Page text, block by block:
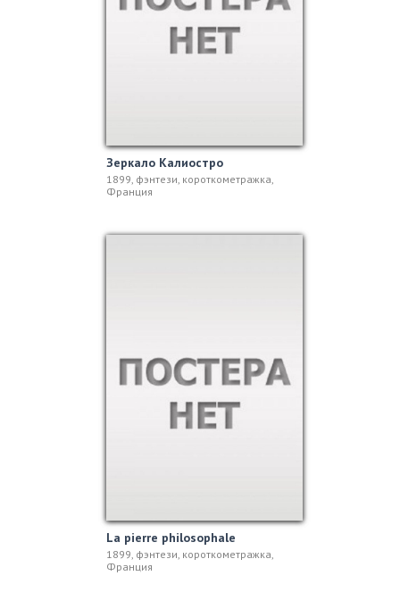
Зеркало Калиостро
1899, фэнтези, короткометражка,
Франция
La pierre philosophale
1899, фэнтези, короткометражка,
Франция